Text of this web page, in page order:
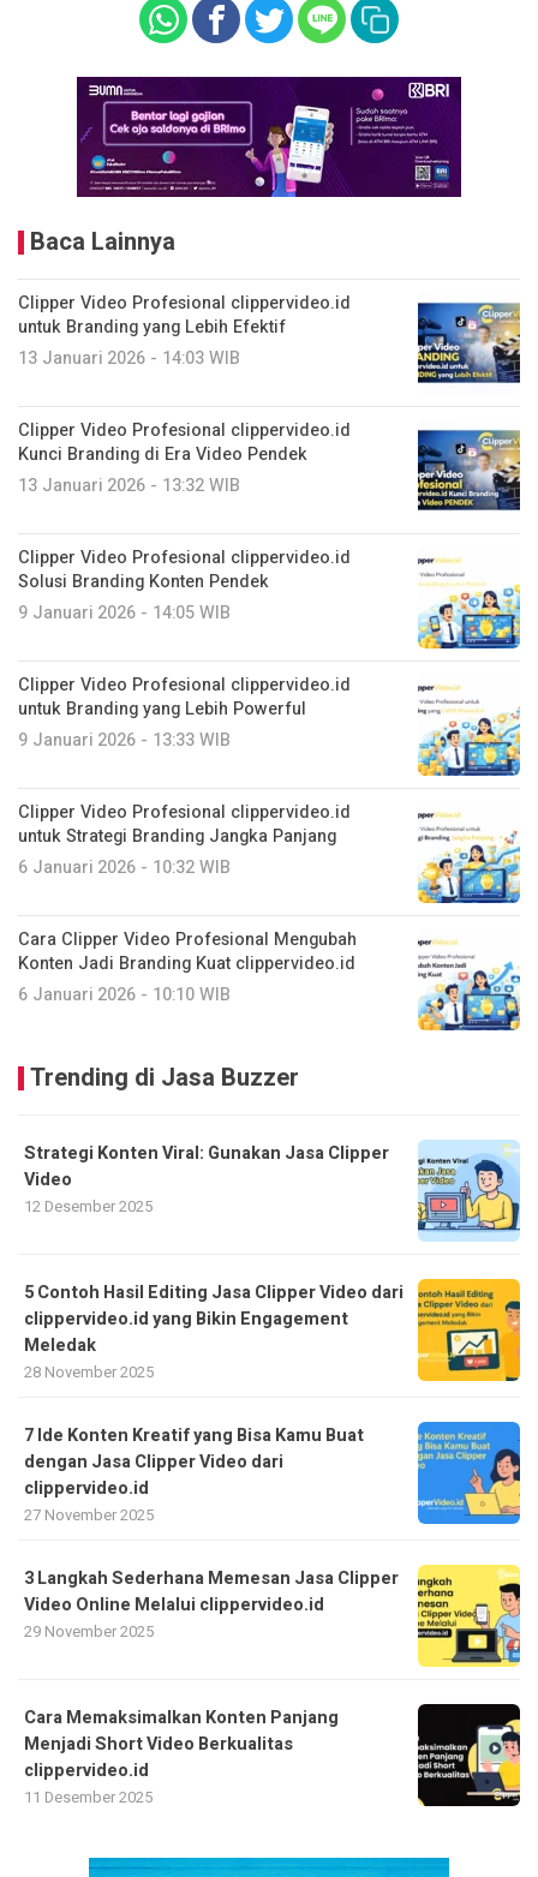
Baca Lainnya
Clipper Video Profesional clippervideo.id
untuk Branding yang Lebih Efektif
13 Januari 2026 - 14:03 WIB
Clipper Video Profesional clippervideo.id
Kunci Branding di Era Video Pendek
13 Januari 2026 - 13:32 WIB
Clipper Video Profesional clippervideo.id
Solusi Branding Konten Pendek
9 Januari 2026 - 14:05 WIB
Clipper Video Profesional clippervideo.id
untuk Branding yang Lebih Powerful
9 Januari 2026 - 13:33 WIB
Clipper Video Profesional clippervideo.id
untuk Strategi Branding Jangka Panjang
6 Januari 2026 - 10:32 WIB
Cara Clipper Video Profesional Mengubah
Konten Jadi Branding Kuat clippervideo.id
6 Januari 2026 - 10:10 WIB
Trending di Jasa Buzzer
Strategi Konten Viral: Gunakan Jasa Clipper
Video
12 Desember 2025
5 Contoh Hasil Editing Jasa Clipper Video dari
clippervideo.id yang Bikin Engagement
Meledak
28 November 2025
7 Ide Konten Kreatif yang Bisa Kamu Buat
dengan Jasa Clipper Video dari
clippervideo.id
27 November 2025
3 Langkah Sederhana Memesan Jasa Clipper
Video Online Melalui clippervideo.id
29 November 2025
Cara Memaksimalkan Konten Panjang
Menjadi Short Video Berkualitas
clippervideo.id
11 Desember 2025